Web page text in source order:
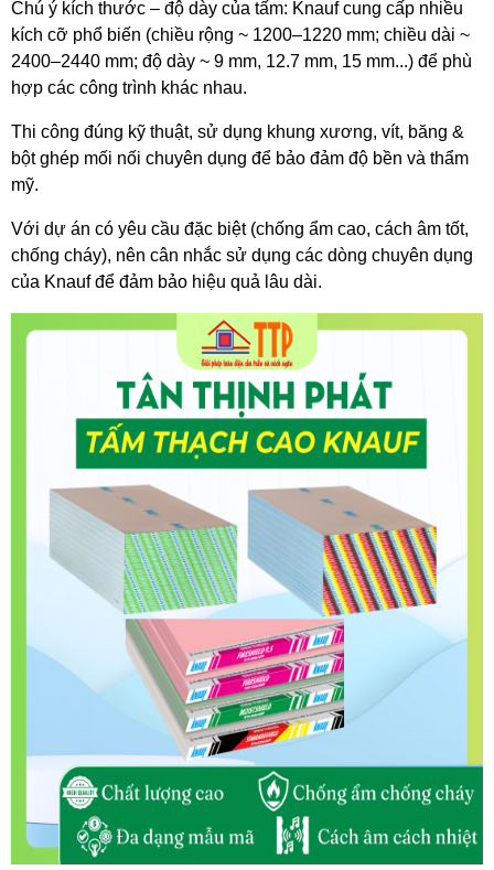
Chú ý kích thước – độ dày của tấm: Knauf cung cấp nhiều
kích cỡ phổ biến (chiều rộng ~ 1200–1220 mm; chiều dài ~
2400–2440 mm; độ dày ~ 9 mm, 12.7 mm, 15 mm...) để phù
hợp các công trình khác nhau.
Thi công đúng kỹ thuật, sử dụng khung xương, vít, băng &
bột ghép mối nối chuyên dụng để bảo đảm độ bền và thẩm
mỹ.
Với dự án có yêu cầu đặc biệt (chống ẩm cao, cách âm tốt,
chống cháy), nên cân nhắc sử dụng các dòng chuyên dụng
của Knauf để đảm bảo hiệu quả lâu dài.